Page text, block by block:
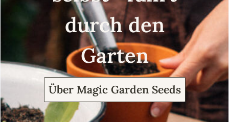
durch den
Garten
Über Magic Garden Seeds